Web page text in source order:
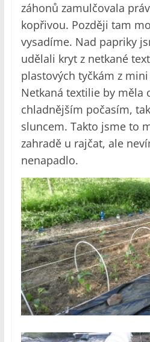
záhonů zamulčovala
kopřivou. Později tam
vysadíme. Nad papriky
udělali kryt z netkané
plastových tyčkám z
Netkaná textilie by měla
chladnějším počasím,
sluncem. Takto jsme to
zahradě u rajčat, ale
nenapadlo.